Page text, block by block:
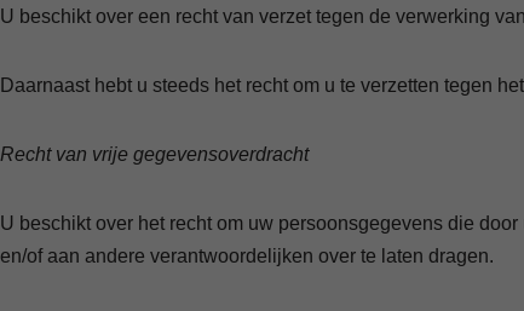
U beschikt over een recht van verzet tegen de verwerking
Daarnaast hebt u steeds het recht om u te verzetten tegen
Recht van vrije gegevensoverdracht
U beschikt over het recht om uw persoonsgegevens die
en/of aan andere verantwoordelijken over te laten dragen.